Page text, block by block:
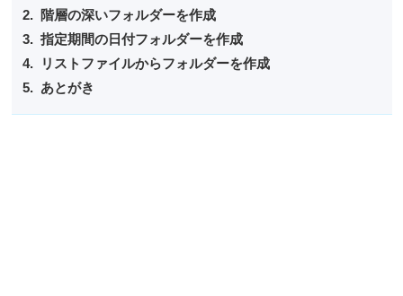
階層の深いフォルダーを作成
指定期間の日付フォルダーを作成
リストファイルからフォルダーを作成
あとがき